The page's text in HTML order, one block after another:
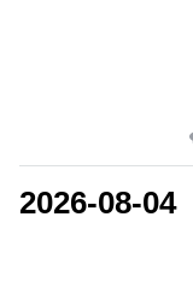
2026-08-04